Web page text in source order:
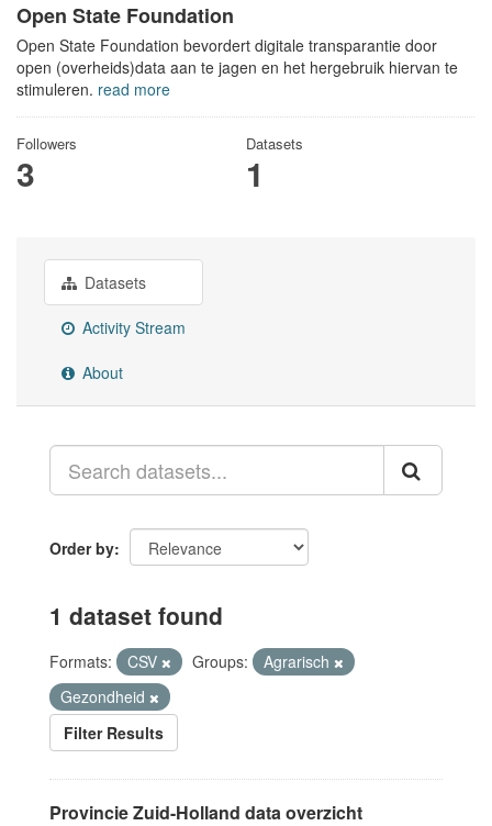
Open State Foundation
Open State Foundation bevordert digitale transparantie door
open (overheids)data aan te jagen en het hergebruik hiervan te
stimuleren. read more
Followers
3
Datasets
1
Datasets
Activity Stream
About
Order by
1 dataset found
Formats: CSV Groups:
Agrarisch
Gezondheid
Filter Results
Provincie Zuid-Holland data overzicht